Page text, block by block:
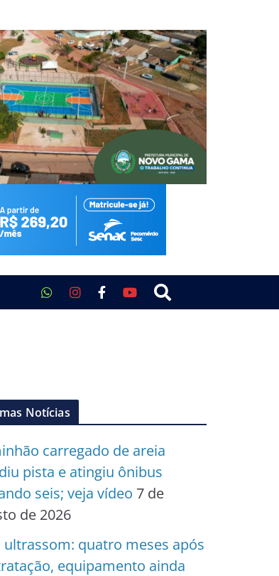
Notícias
carregado de areia
pista e atingiu ônibus
seis; veja vídeo 7 de
de 2026
ultrassom: quatro meses após
equipamento ainda